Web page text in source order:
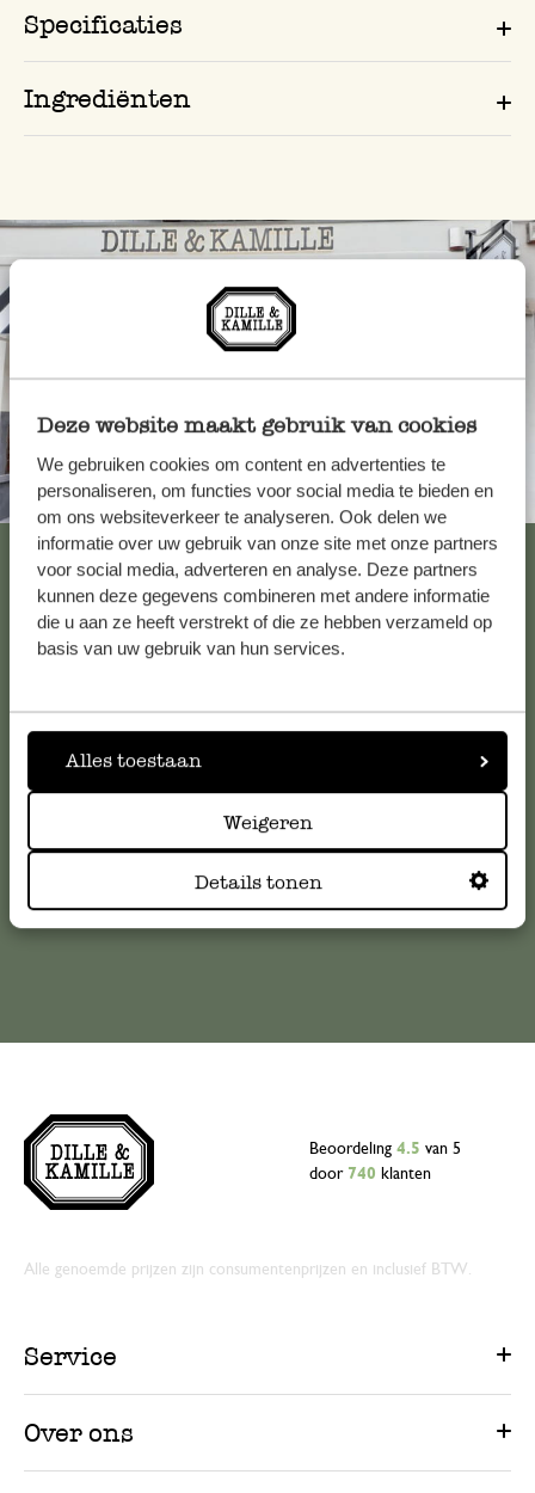
Deze website maakt gebruik van cookies
We gebruiken cookies om content en advertenties te
personaliseren, om functies voor social media te bieden en
om ons websiteverkeer te analyseren. Ook delen we
informatie over uw gebruik van onze site met onze partners
voor social media, adverteren en analyse. Deze partners
kunnen deze gegevens combineren met andere informatie
die u aan ze heeft verstrekt of die ze hebben verzameld op
basis van uw gebruik van hun services.
Alles toestaan
Weigeren
Details tonen
Specificaties
Ingrediënten
Altijd in de buurt
Bekijk alle 62 winkels
Klantenservice
Voor vragen, tips of hulp kun je contact opnemen met onze
meestgestelde vragen
klantenservice@dille-kamille.com
Online Klantenservice
Beoordeling 4.5 van 5
door 740 klanten
Alle genoemde prijzen zijn consumentenprijzen en inclusief BTW.
Service
Over ons